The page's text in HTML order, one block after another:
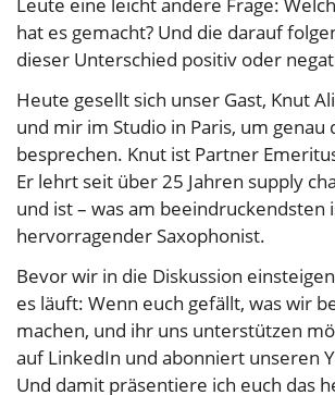
Leute eine leicht andere Frage:
hat es gemacht? Und die darauf
dieser Unterschied positiv oder
Heute gesellt sich unser Gast, Knut
und mir im Studio in Paris, um genau
besprechen. Knut ist Partner
Er lehrt seit über 25 Jahren supply
und ist – was am beeindruckendsten
hervorragender Saxophonist.
Bevor wir in die Diskussion
es läuft: Wenn euch gefällt, was wir
machen, und ihr uns unterstützen
auf LinkedIn und abonniert unseren
Und damit präsentiere ich euch das